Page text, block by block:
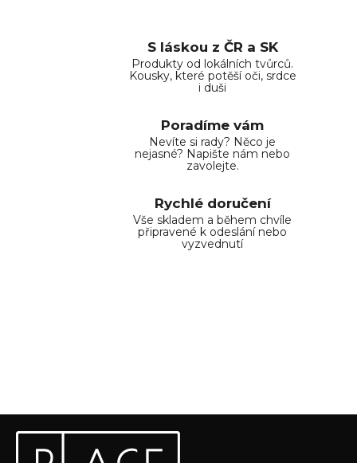
S láskou z ČR a SK
Produkty od lokálních tvůrců.
Kousky, které potěší oči, srdce
i duši
Poradíme vám
Nevíte si rady? Něco je
nejasné? Napište nám nebo
zavolejte.
Rychlé doručení
Vše skladem a během chvíle
připravené k odeslání nebo
vyzvednutí
Odebírat newsletter